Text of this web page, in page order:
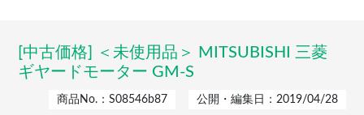
[中古価格] ＜未使用品＞ MITSUBISHI 三菱
ギヤードモーター GM-S
商品No.：S08546b87 公開・編集日：2019/04/28